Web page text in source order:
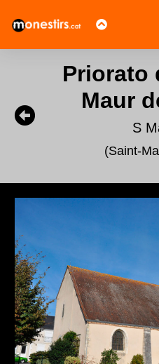
Priorato
Maur
S
(Saint-